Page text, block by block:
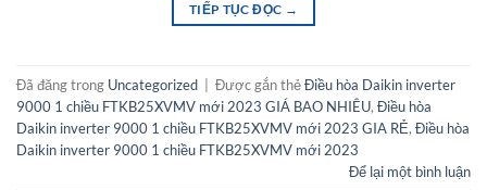
TIẾP TỤC ĐỌC →
Đã đăng trong Uncategorized Được gắn thẻĐiều hòa Daikin inverter
9000 1 chiều FTKB25XVMV mới 2023 GIÁ BAO NHIÊU, Điều hòa
Daikin inverter 9000 1 chiều FTKB25XVMV mới 2023 GIA RẺ, Điều hòa
Daikin inverter 9000 1 chiều FTKB25XVMV mới 2023
Để lại một bình luận